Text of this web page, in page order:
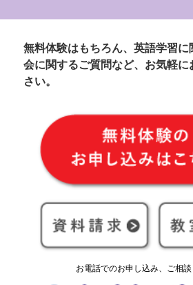
無料体験はもちろん、英語学習に
会に関するご質問など、お気軽に
さい。
お電話でのお申し込み、ご相